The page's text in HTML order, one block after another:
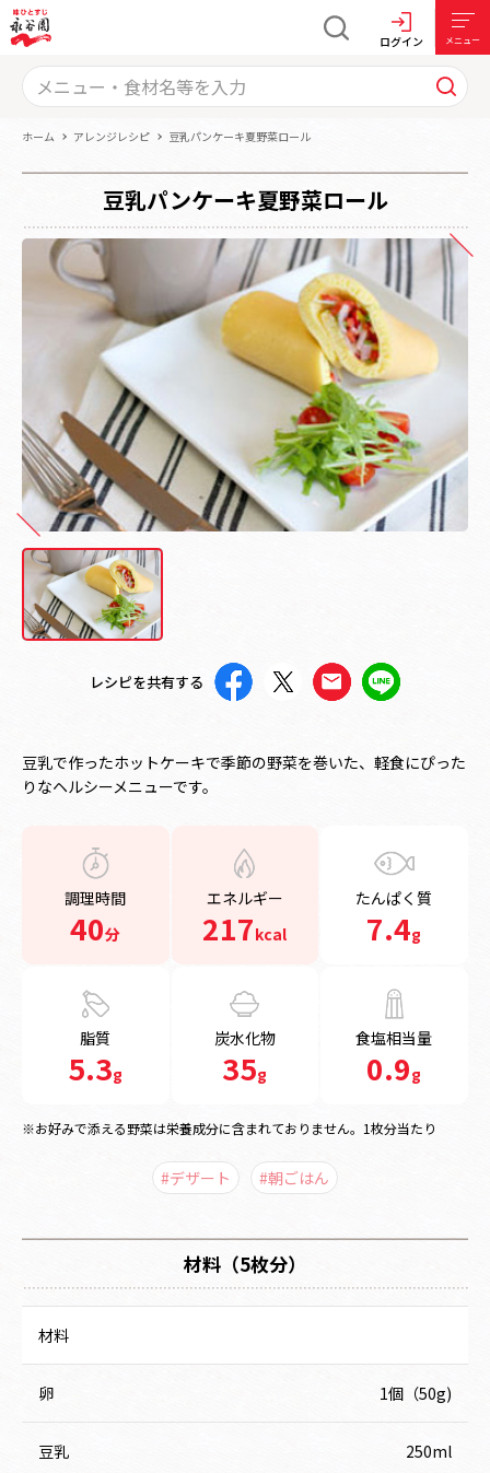
ログイン メニュー
ホーム アレンジレシピ 豆乳パンケーキ夏野菜ロール
豆乳パンケーキ夏野菜ロール
レシピを共有する
豆乳で作ったホットケーキで季節の野菜を巻いた、軽食にぴった
りなヘルシーメニューです。
調理時間
40分
エネルギー
217kcal
たんぱく質
7.4g
脂質
5.3g
炭水化物
35g
食塩相当量
0.9g
※お好みで添える野菜は栄養成分に含まれておりません。1枚分当たり
#デザート #朝ごはん
材料（5枚分）
材料
卵 1個（50g)
豆乳 250ml